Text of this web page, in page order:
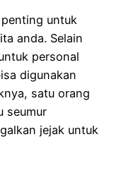
untuk
anda. Selain
personal
digunakan
satu orang
seumur
jejak untuk